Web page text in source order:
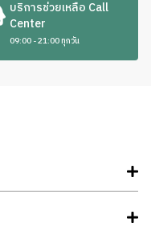
บริการช่วยเหลือ Call
Center
09:00 - 21:00 ทุกวัน